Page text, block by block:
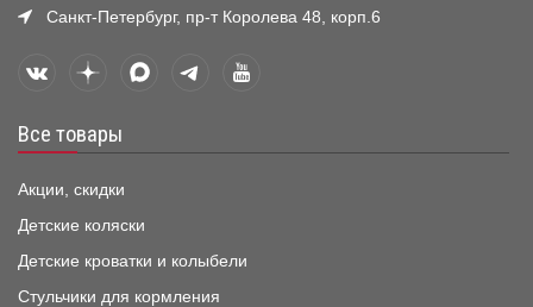
Санкт-Петербург, пр-т Королева 48, корп.6
Все товары
Акции, скидки
Детские коляски
Детские кроватки и колыбели
Стульчики для кормления